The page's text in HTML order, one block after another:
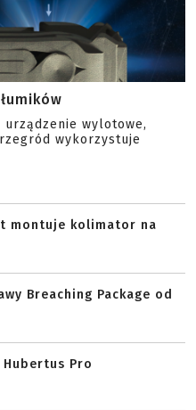
urządzenie wylotowe,
wykorzystuje
montuje kolimator na
Breaching Package od
Pro